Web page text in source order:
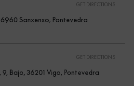
GET DIRECTIONS
Sanxenxo, Pontevedra
GET DIRECTIONS
Bajo, 36201 Vigo, Pontevedra